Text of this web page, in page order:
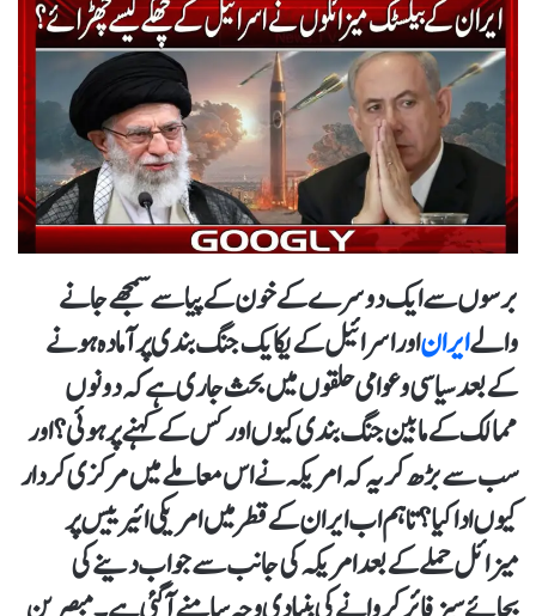
برسوں سے ایک دوسرے کے خون کے پیاسے سمجھے جانے
والےایراناور اسرائیل کے یکایک جنگ بندی پر آمادہ ہونے
کے بعد سیاسی و عوامی حلقوں میں بحث جاری ہے کہ دونوں
ممالک کے مابین جنگ بندی کیوں اور کس کے کہنے پر ہوئی؟ اور
سب سے بڑھ کریہ کہ امریکہ نے اس معاملے میں مرکزی کردار
کیوں ادا کیا؟ تاہم اب ایران کے قطر میں امریکی ائیر ییس پر
میزائل حملے کے بعد امریکہ کی جانب سے جواب دینے کی